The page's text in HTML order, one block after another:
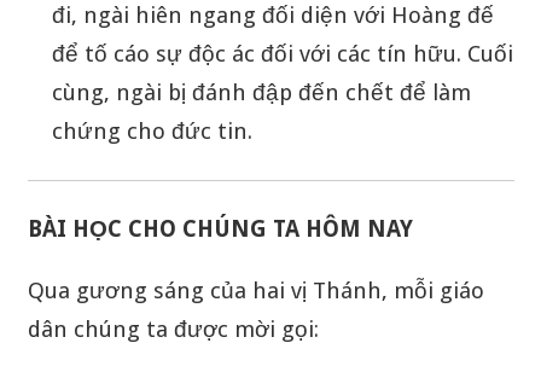
đi, ngài hiên ngang đối diện với Hoàng đế
để tố cáo sự độc ác đối với các tín hữu. Cuối
cùng, ngài bị đánh đập đến chết để làm
chứng cho đức tin.
BÀI HỌC CHO CHÚNG TA HÔM NAY
Qua gương sáng của hai vị Thánh, mỗi giáo
dân chúng ta được mời gọi: